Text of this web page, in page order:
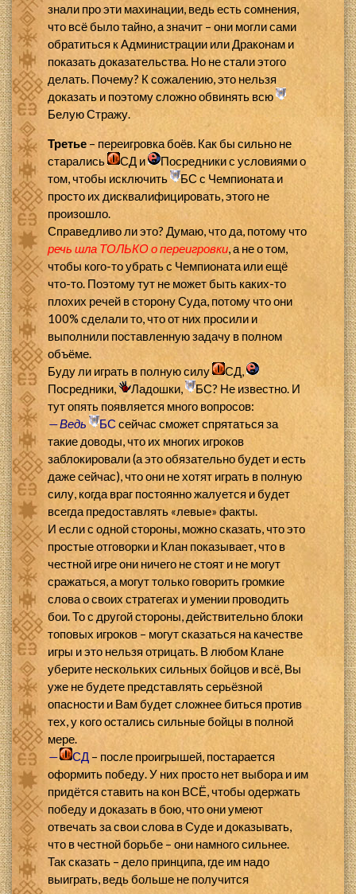
знали про эти махинации, ведь есть сомнения,
что всё было тайно, а значит – они могли сами
обратиться к Администрации или Драконам и
показать доказательства. Но не стали этого
делать. Почему? К сожалению, это нельзя
доказать и поэтому сложно обвинять всю
Белую Стражу.
Третье – переигровка боёв. Как бы сильно не
старались
СД и
Посредники с условиями о
том, чтобы исключить
БС с Чемпионата и
просто их дисквалифицировать, этого не
произошло.
Справедливо ли это? Думаю, что да, потому что
речь шла ТОЛЬКО о переигровки, а не о том,
чтобы кого-то убрать с Чемпионата или ещё
что-то. Поэтому тут не может быть каких-то
плохих речей в сторону Суда, потому что они
100% сделали то, что от них просили и
выполнили поставленную задачу в полном
объёме.
Буду ли играть в полную силу
СД,
Посредники,
Ладошки,
БС? Не известно. И
тут опять появляется много вопросов:
— Ведь
БСсейчас сможет спрятаться за
такие доводы, что их многих игроков
заблокировали (а это обязательно будет и есть
даже сейчас), что они не хотят играть в полную
силу, когда враг постоянно жалуется и будет
всегда предоставлять «левые» факты.
И если с одной стороны, можно сказать, что это
простые отговорки и Клан показывает, что в
честной игре они ничего не стоят и не могут
сражаться, а могут только говорить громкие
слова о своих стратегах и умении проводить
бои. То с другой стороны, действительно блоки
топовых игроков – могут сказаться на качестве
игры и это нельзя отрицать. В любом Клане
уберите нескольких сильных бойцов и всё, Вы
уже не будете представлять серьёзной
опасности и Вам будет сложнее биться против
тех, у кого остались сильные бойцы в полной
мере.
—
СД – после проигрышей, постарается
оформить победу. У них просто нет выбора и им
придётся ставить на кон ВСЁ, чтобы одержать
победу и доказать в бою, что они умеют
отвечать за свои слова в Суде и доказывать,
что в честной борьбе – они намного сильнее.
Так сказать – дело принципа, где им надо
выиграть, ведь больше не получится